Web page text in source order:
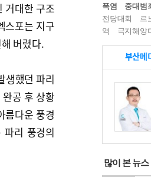
거대한 구조
스포는 지구
버렸다.
생했던 파리
공 후 상황
름다운 풍경
파리 풍경의
폭염 중대범
전당대회
르
역
극지해양
부산메
많이 본 뉴스